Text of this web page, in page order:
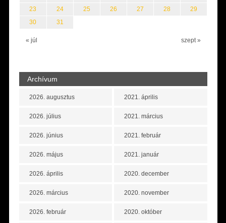
« júl szept »
23
24 25 26 27 28
29
30
31
Archívum
2026. augusztus
2026. július
2026. június
2026. május
2026. április
2026. március
2026. február
2021. április
2021. március
2021. február
2021. január
2020. december
2020. november
2020. október